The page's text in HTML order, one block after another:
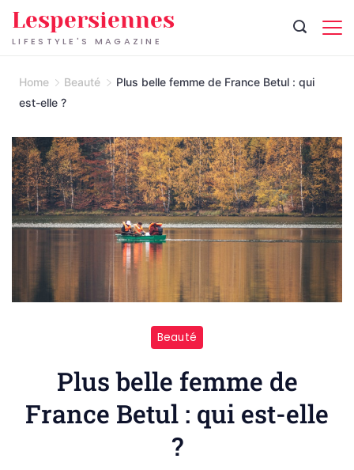
Skip
toLIFESTYLE'S MAGAZINE
Lespersiennes
Home Beauté
Plus belle femme de France Betul : qui
est-elle ?
Beauté
Plus belle femme de
France Betul : qui est-elle
?